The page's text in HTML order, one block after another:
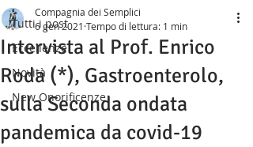
Tutti i post
Eccellenze
Novità
New Onorificenze
Intervista al Prof. Enrico
Roda (*), Gastroenterolo,
sulla Seconda ondata
pandemica da covid-19
Compagnia dei Semplici
6 gen 2021 Tempo di lettura: 1 min